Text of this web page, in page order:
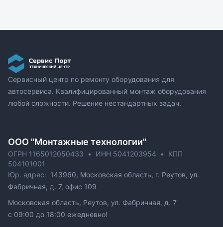
Сервисный центр по ремонту оборудования для
автосервиса. Квалифицированный монтаж оборудования
любой сложности. Решение нестандартных задач.
ОOO "Монтажные технологии"
ОГРН 1165012050433 • ИНН 5041203954 •
КПП
504101001
Юр. адрес: 143960, Московская область, г. Реутов, ул.
Фабричная, д. 7, офис 109
Московская область, Реутов, ул. Фабричная, д. 7
c 09:00 до 18:00 ежедневно!